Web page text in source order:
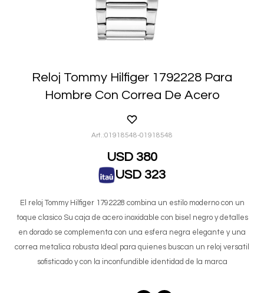
Reloj Tommy Hilfiger 1792228 Para
Hombre Con Correa De Acero
01918548-01918548
USD 380
USD 323
El reloj Tommy Hilfiger 1792228 combina un estilo moderno con un
toque clasico Su caja de acero inoxidable con bisel negro y detalles
en dorado se complementa con una esfera negra elegante y una
correa metalica robusta Ideal para quienes buscan un reloj versatil
sofisticado y con la inconfundible identidad de la marca